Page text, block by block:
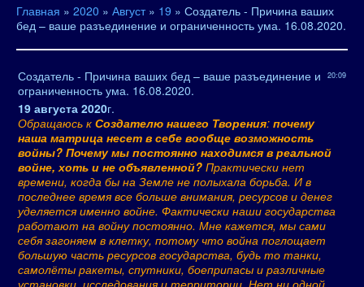
Главная » 2020 » Август » 19 » Создатель - Причина ваших
бед – ваше разъединение и ограниченность ума. 16.08.2020.
20:09
Создатель - Причина ваших бед – ваше разъединение и
ограниченность ума. 16.08.2020.
19 августа 2020г.
Обращаюсь к Создателю нашего Творения: почему
наша матрица несет в себе вообще возможность
войны? Почему мы постоянно находимся в реальной
войне, хоть и не объявленной? Практически нет
времени, когда бы на Земле не полыхала борьба. И в
последнее время все больше внимания, ресурсов и денег
уделяется именно войне. Фактически наши государства
работают на войну постоянно. Мне кажется, мы сами
себя загоняем в клетку, потому что война поглощает
большую часть ресурсов государства, будь то танки,
самолёты ракеты, спутники, боеприпасы и различные
установки, исследования и территории. Нет ни одной